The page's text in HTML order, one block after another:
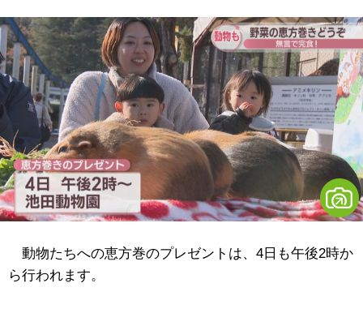
動物たちへの恵方巻のプレゼントは、4日も午後2時か
ら行われます。